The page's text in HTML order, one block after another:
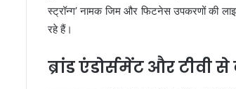
स्ट्रॉन्ग’ नामक जिम और फिटनेस उपकरणों की
रहे हैं।
ब्रांड एंडोर्समेंट और टीवी